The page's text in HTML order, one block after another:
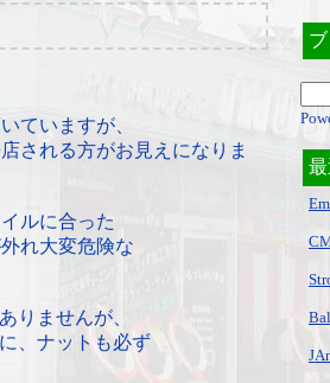
ていますが、
される方がお見えになりま
ルに合った
れ大変危険な
りませんが、
、ナットも必ず